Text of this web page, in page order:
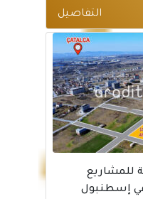
التفاصيل
للمشاريع
في إسطنبول